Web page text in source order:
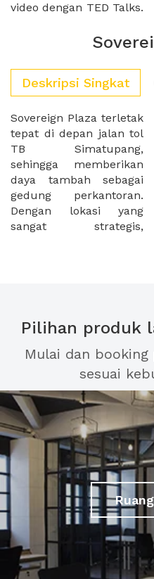
video dengan TED Talks.
Deskripsi Singkat
Sovereign Plaza terletak
tepat di depan jalan tol
TB Simatupang,
sehingga memberikan
daya tambah sebagai
gedung perkantoran.
Dengan lokasi yang
sangat strategis,
Gedung menawarkan
harga yang kompetitif.
Gedung ini juga dekat
dengan lapangan Golf,
Anda yang menyukai
olahraga ini dapat
Pilihan produk
Mulai dan
sesuai